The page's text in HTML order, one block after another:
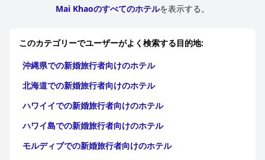
Mai Khaoのすべてのホテルを表示する。
このカテゴリーでユーザーがよく検索する目的地:
沖縄県での新婚旅行者向けのホテル
北海道での新婚旅行者向けのホテル
ハワイイでの新婚旅行者向けのホテル
ハワイ島での新婚旅行者向けのホテル
モルディブでの新婚旅行者向けのホテル